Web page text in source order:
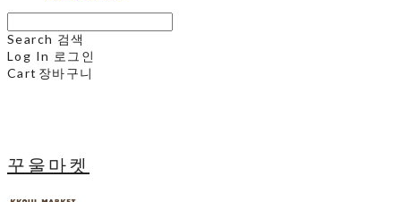
Search 검색
Log In 로그인
Cart 장바구니
꾸울마켓